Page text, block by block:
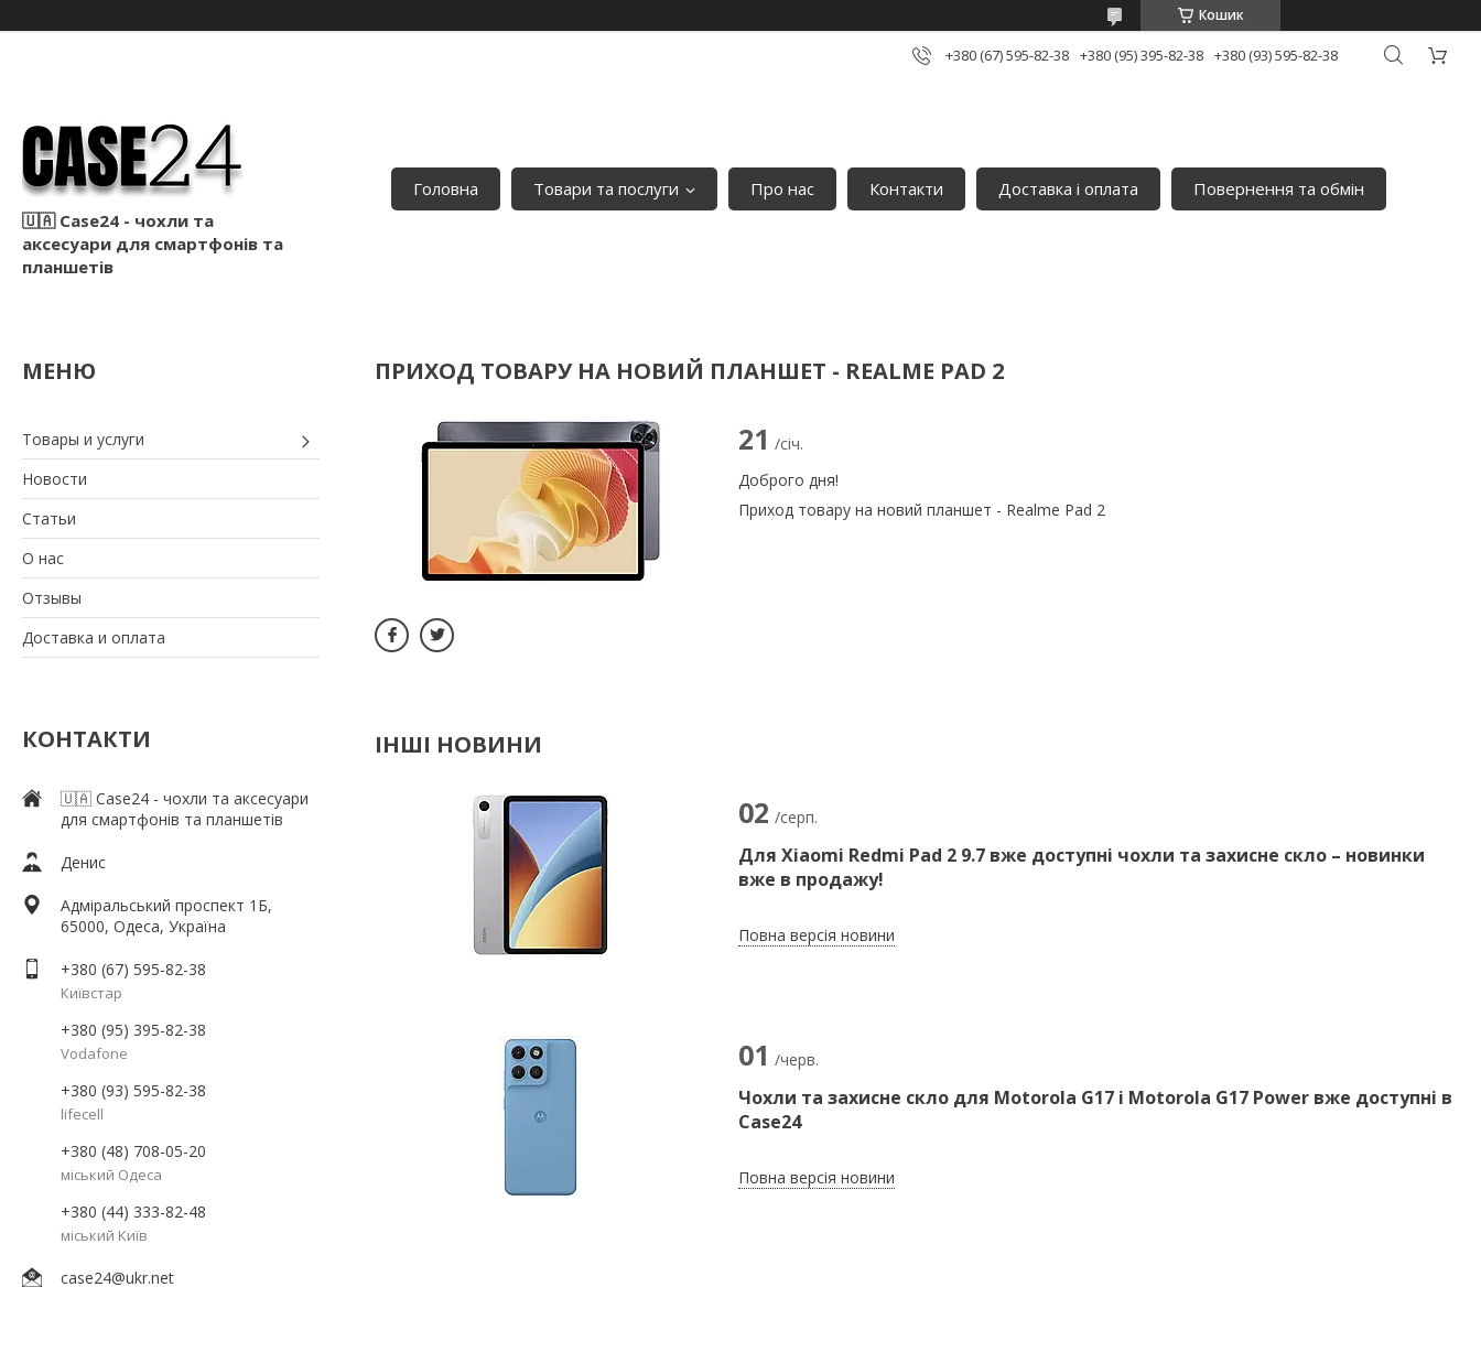
Кошик
+380 (67) 595-82-38 +380 (95) 395-82-38 +380 (93) 595-82-38
🇺🇦 Case24 - чохли та
аксесуари для смартфонів та
планшетів
Головна Товари та послуги Про нас Контакти Доставка і оплата Повернення та обмін
Товары и услуги
Новости
Статьи
О нас
Отзывы
Доставка и оплата
КОНТАКТИ
🇺🇦 Case24 - чохли та аксесуари
для смартфонів та планшетів
Денис
Адміральський проспект 1Б,
65000, Одеса, Україна
+380 (67) 595-82-38
Київстар
+380 (95) 395-82-38
Vodafone
+380 (93) 595-82-38
lifecell
+380 (48) 708-05-20
міський Одеса
+380 (44) 333-82-48
міський Київ
case24@ukr.net
ПРИХОД ТОВАРУ НА НОВИЙ ПЛАНШЕТ - REALME PAD 2
21 /січ.
Доброго дня!
Приход товару на новий планшет - Realme Pad 2
ІНШІ НОВИНИ
02 /серп.
Для Xiaomi Redmi Pad 2 9.7 вже доступні чохли та захисне скло – новинки
вже в продажу!
Повна версія новини
01 /черв.
Чохли та захисне скло для Motorola G17 і Motorola G17 Power вже доступні в
Case24
Повна версія новини